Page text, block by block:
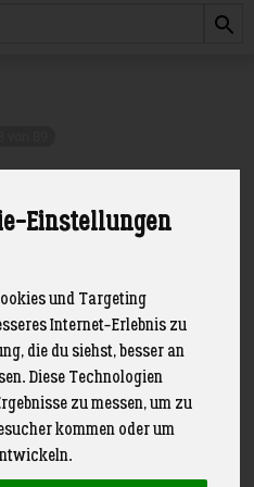
Einstellungen
und Targeting
Internet-Erlebnis zu
die du siehst, besser an
Diese Technologien
zu messen, um zu
kommen oder um